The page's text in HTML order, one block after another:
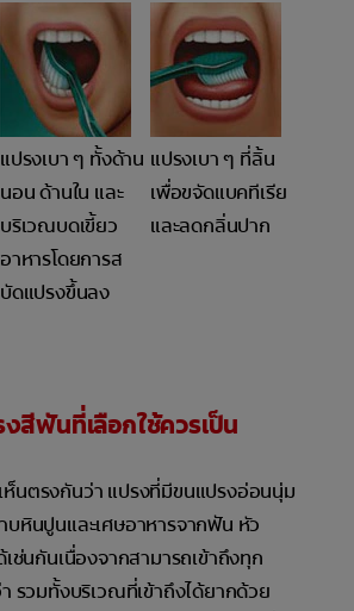
แปรงเบา ๆ ทั้งด้าน
นอน ด้านใน และ
บริเวณบดเขี้ยว
อาหารโดยการส
บัดแปรงขึ้นลง
แปรงเบา ๆ ที่ลิ้น
เพื่อขจัดแบคทีเรีย
และลดกลิ่นปาก
สีฟันที่เลือกใช้ควรเป็น
นตรงกันว่า แปรงที่มีขนแปรงอ่อนนุ่ม
หินปูนและเศษอาหารจากฟัน หัว
ช่นกันเนื่องจากสามารถเข้าถึงทุก
รวมทั้งบริเวณที่เข้าถึงได้ยากด้วย